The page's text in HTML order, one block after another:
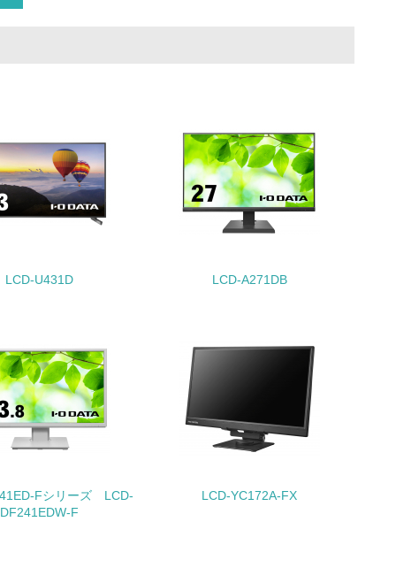
植林、天然林保護、間伐＞、認証品の
極的に参加している
チェック
LCD-U431D LCD-A271DB
Fシリーズ LCD-
DF241EDW-F
LCD-YC172A-FX